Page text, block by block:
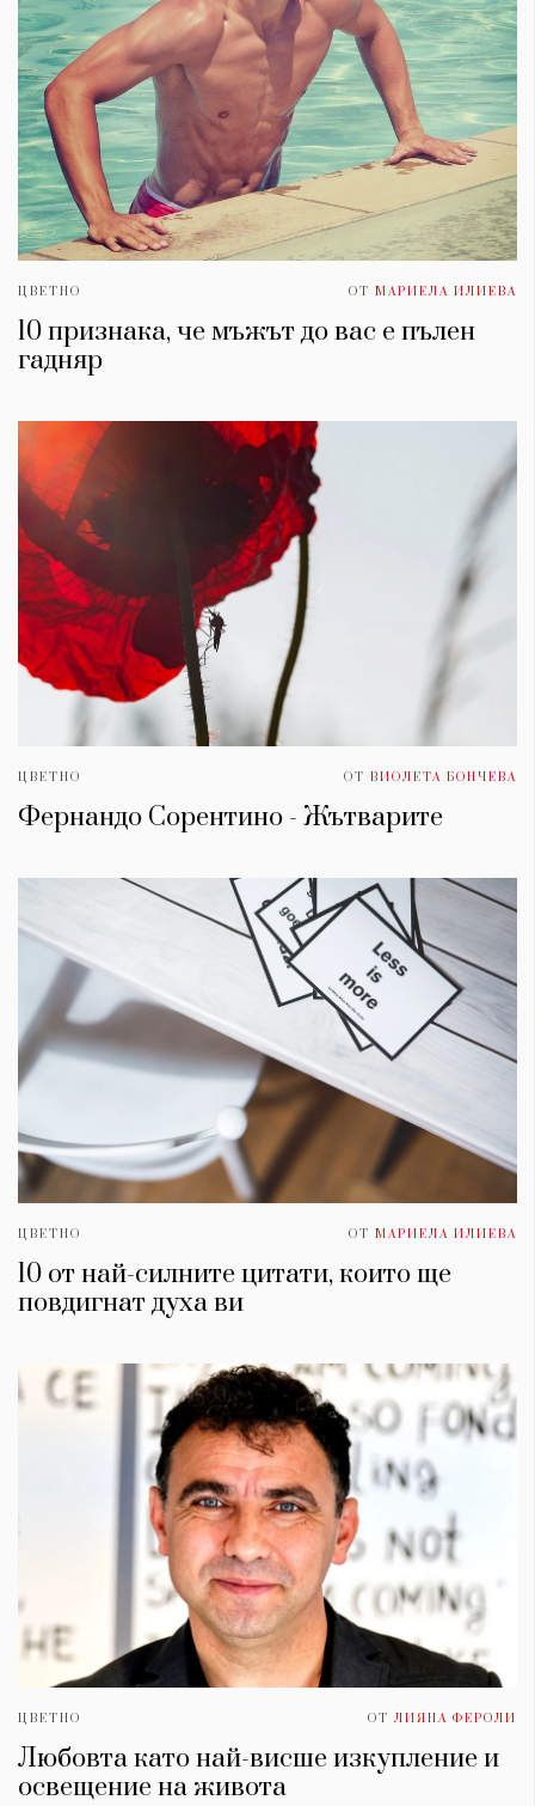
ЦВЕТНО ОТ МАРИЕЛА ИЛИЕВА
10 признака, че мъжът до вас е пълен
гадняр
ЦВЕТНО ОТ ВИОЛЕТА БОНЧЕВА
Фернандо Сорентино - Жътварите
ЦВЕТНО ОТ МАРИЕЛА ИЛИЕВА
10 от най-силните цитати, които ще
повдигнат духa ви
ЦВЕТНО ОТ ЛИЯНА ФЕРОЛИ
Любовта като най-висше изкупление и
освещение на живота